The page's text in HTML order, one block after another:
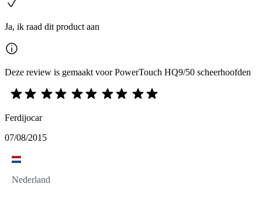
Ja, ik raad dit product aan
Deze review is gemaakt voor PowerTouch HQ9/50 scheerhoofden
Ferdijocar
07/08/2015
Nederland